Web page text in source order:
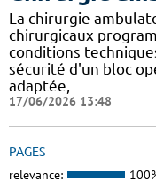
La chirurgie
chirurgicaux
conditions
sécurité d'un bloc
adaptée,
17/06/2026 13:48
PAGES
relevance: